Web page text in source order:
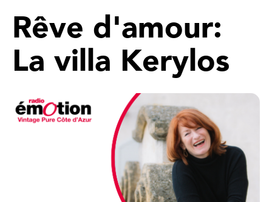
Rêve d'amour:
La villa Kerylos